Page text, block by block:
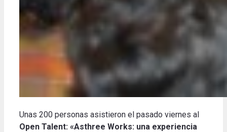
Unas 200 personas asistieron el pasado viernes al
Open Talent: «Asthree Works: una experiencia